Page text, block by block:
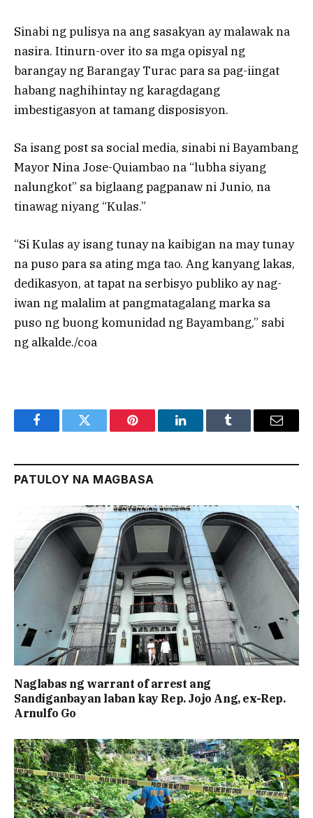
Sinabi ng pulisya na ang sasakyan ay malawak na
nasira. Itinurn-over ito sa mga opisyal ng
barangay ng Barangay Turac para sa pag-iingat
habang naghihintay ng karagdagang
imbestigasyon at tamang disposisyon.
Sa isang post sa social media, sinabi ni Bayambang
Mayor Nina Jose-Quiambao na “lubha siyang
nalungkot” sa biglaang pagpanaw ni Junio, na
tinawag niyang “Kulas.”
“Si Kulas ay isang tunay na kaibigan na may tunay
na puso para sa ating mga tao. Ang kanyang lakas,
dedikasyon, at tapat na serbisyo publiko ay nag-
iwan ng malalim at pangmatagalang marka sa
puso ng buong komunidad ng Bayambang,” sabi
ng alkalde./coa
FacebookTwitter Pinterest LinkedInTumblr Email
PATULOY NA MAGBASA
Naglabas ng warrant of arrest ang
Sandiganbayan laban kay Rep. Jojo Ang, ex-Rep.
Arnulfo Go